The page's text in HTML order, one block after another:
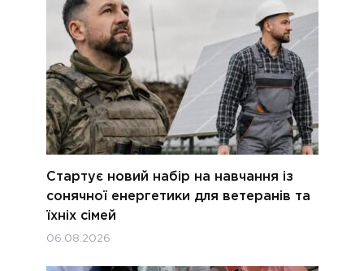
Стартує новий набір на навчання із
сонячної енергетики для ветеранів та
їхніх сімей
06.08.2026